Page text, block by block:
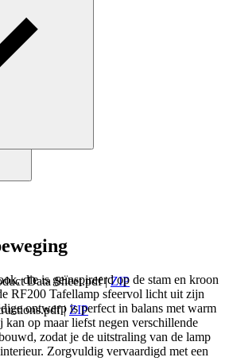
Data Sheet.pdf|ZIP
| ZIP
die is geïnspireerd op de stam en kroon
RF200 Tafellamp sfeervol licht uit zijn
ontwerp is perfect in balans met warm
op maar liefst negen verschillende
zodat je de uitstraling van de lamp
Zorgvuldig vervaardigd met een